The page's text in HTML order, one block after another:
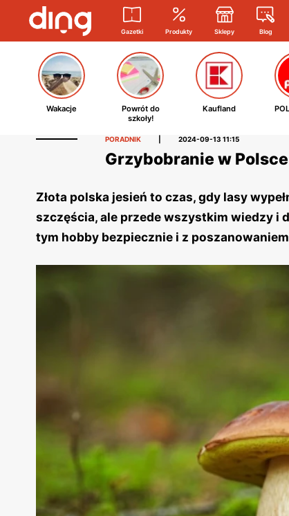
Gazetki Produkty Sklepy Blog
Wakacje
Powrót do
szkoły!
Kaufland
PORADNIK 2024-09-13 11:15
Grzybobranie w
Złota polska jesień to czas, gdy lasy
szczęścia, ale przede wszystkim wiedzy i
tym hobby bezpiecznie i z